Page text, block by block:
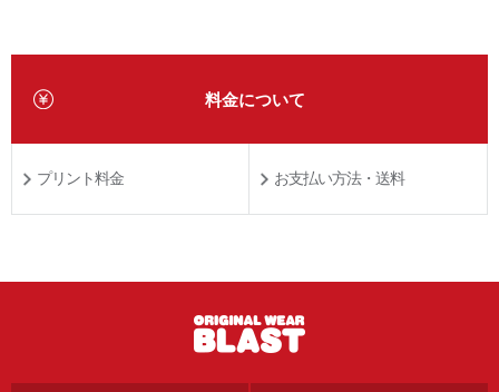
料金について
プリント料金 お支払い方法・送料